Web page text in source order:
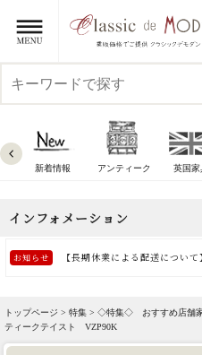
新着情報 アンティーク 英国家
トップページ > 特集 > ◇特集◇ おすすめ店舗
ティークテイスト VZP90K